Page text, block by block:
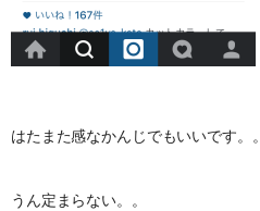
はたまた感なかんじでもいいです。。
うん定まらない。。